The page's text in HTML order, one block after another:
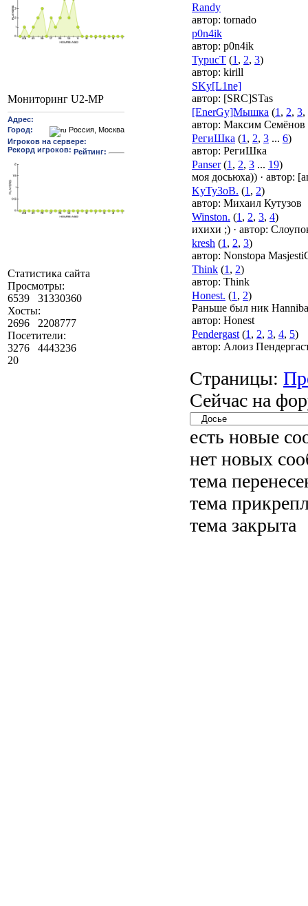
Мониторинг U2-MP
Статистика сайта
Просмотры:
6539
31330360
Хосты:
2696
2208777
Посетители:
3276
4443236
20
Randy
автор: tornado
p0n4ik
автор: p0n4ik
TypucT (1 , 2, 3)
автор: kirill
SKy[L1ne]
автор: [SRC]STas
[EnerGy]Мышка (1 , 2, 3,
автор: Максим Семёнов
РегиШка (1 , 2, 3 ... 6)
автор: РегиШка
Panser (1 , 2, 3 ... 19)
моя досьюха)) · автор:
KyTy3oB. (1 , 2)
автор: Михаил Кутузов
Winston. (1 , 2, 3, 4)
ихихи ;) · автор:
kresh (1 , 2, 3)
автор: Nonstopa
Think (1 , 2)
автор: Think
Honest. (1 , 2)
Раньше был ник
автор: Honest
Pendergast (1 , 2, 3, 4, 5)
автор: Алоиз
Страницы:
Сейчас на
есть новые
нет новых
тема
тема
тема закрыта